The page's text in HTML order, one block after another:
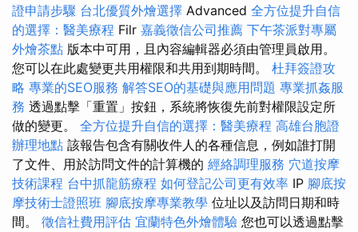
證申請步驟 台北優質外燴選擇 Advanced 全方位提升自信
的選擇：醫美療程 Filr 嘉義徵信公司推薦 下午茶派對專屬
外燴茶點 版本中可用，且內容編輯器必須由管理員啟用。
您可以在此處變更共用權限和共用到期時間。 杜拜簽證攻
略 專業的SEO服務 解答SEO的基礎與應用問題 專業抓姦服
務 透過點擊「重置」按鈕，系統將恢復先前對權限設定所
做的變更。 全方位提升自信的選擇：醫美療程 高雄台胞證
辦理地點 該報告包含有關收件人的各種信息，例如誰打開
了文件、用於訪問文件的計算機的 經絡調理服務 穴道按摩
技術課程 台中抓龍筋療程 如何登記公司更有效率 IP 腳底按
摩技術士證照班 腳底按摩專業教學 位址以及訪問日期和時
間。 徵信社費用評估 宜蘭特色外燴體驗 您也可以透過點擊